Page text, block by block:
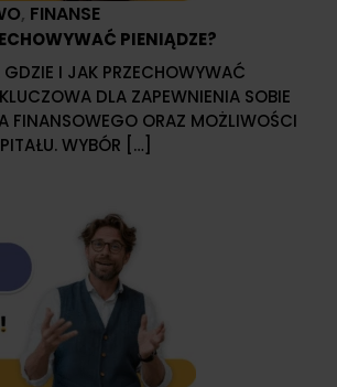
, FINANSE
PIENIĄDZE?
I JAK PRZECHOWYWAĆ
DLA ZAPEWNIENIA SOBIE
FINANSOWEGO ORAZ MOŻLIWOŚCI
WYBÓR […]